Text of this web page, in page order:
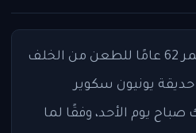
تعرض رجل يبلغ من العمر 62 عامًا للطعن من الخلف
يونيون سكوير
صباح يوم الأحد، وفقًا لما